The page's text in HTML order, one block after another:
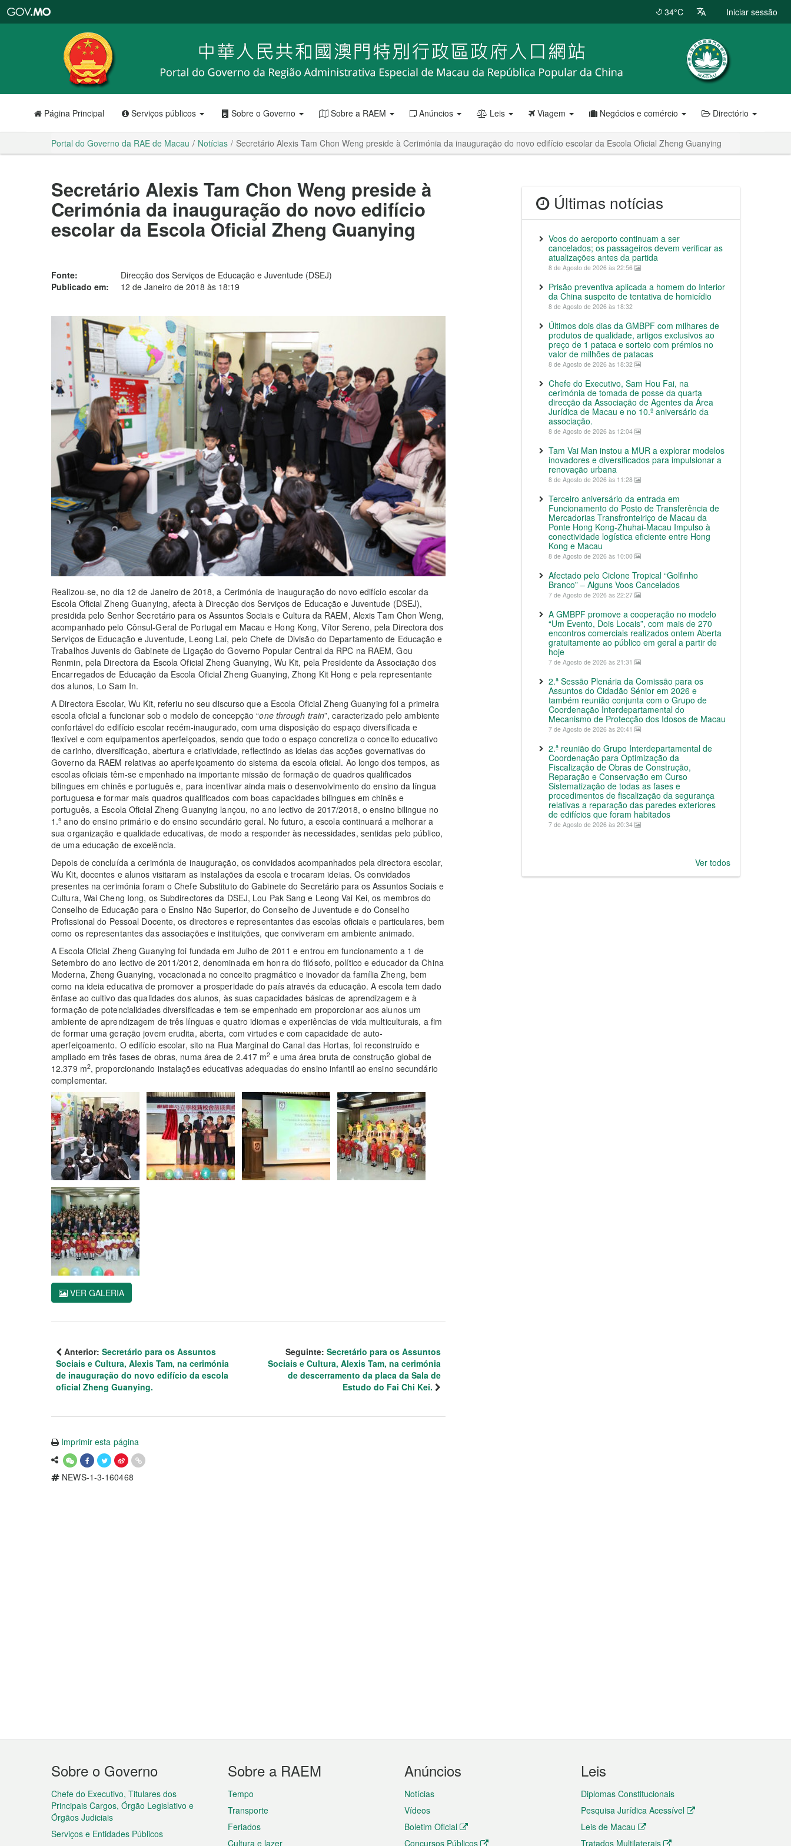
RAE
de
Macau
34°C Iniciar sessão
Página Principal Serviços públicos Sobre o Governo Sobre a RAEM Anúncios Leis Viagem Negócios e comércio Directório
Portal do Governo da RAE de Macau Notícias Secretário Alexis Tam Chon Weng preside à Cerimónia da inauguração do novo edifício escolar da Escola Oficial Zheng Guanying
Secretário Alexis Tam Chon Weng preside à
Cerimónia da inauguração do novo edifício
escolar da Escola Oficial Zheng Guanying
Fonte:
Direcção dos Serviços de Educação e Juventude (DSEJ)
Publicado em:
12 de Janeiro de 2018 às 18:19
Realizou-se, no dia 12 de Janeiro de 2018, a Cerimónia de inauguração do novo edifício escolar da
Escola Oficial Zheng Guanying, afecta à Direcção dos Serviços de Educação e Juventude (DSEJ),
presidida pelo Senhor Secretário para os Assuntos Sociais e Cultura da RAEM, Alexis Tam Chon Weng,
acompanhado pelo Cônsul-Geral de Portugal em Macau e Hong Kong, Vítor Sereno, pela Directora dos
Serviços de Educação e Juventude, Leong Lai, pelo Chefe de Divisão do Departamento de Educação e
Trabalhos Juvenis do Gabinete de Ligação do Governo Popular Central da RPC na RAEM, Gou
Renmin, pela Directora da Escola Oficial Zheng Guanying, Wu Kit, pela Presidente da Associação dos
Encarregados de Educação da Escola Oficial Zheng Guanying, Zhong Kit Hong e pela representante
dos alunos, Lo Sam In.
A Directora Escolar, Wu Kit, referiu no seu discurso que a Escola Oficial Zheng Guanying foi a primeira
escola oficial a funcionar sob o modelo de concepção “one through train”, caracterizado pelo ambiente
confortável do edifício escolar recém-inaugurado, com uma disposição do espaço diversificada e
flexível e com equipamentos aperfeiçoados, sendo que todo o espaço concretiza o conceito educativo
de carinho, diversificação, abertura e criatividade, reflectindo as ideias das acções governativas do
Governo da RAEM relativas ao aperfeiçoamento do sistema da escola oficial. Ao longo dos tempos, as
escolas oficiais têm-se empenhado na importante missão de formação de quadros qualificados
bilingues em chinês e português e, para incentivar ainda mais o desenvolvimento do ensino da língua
portuguesa e formar mais quadros qualificados com boas capacidades bilingues em chinês e
português, a Escola Oficial Zheng Guanying lançou, no ano lectivo de 2017/2018, o ensino bilingue no
1.º ano do ensino primário e do ensino secundário geral. No futuro, a escola continuará a melhorar a
sua organização e qualidade educativas, de modo a responder às necessidades, sentidas pelo público,
de uma educação de excelência.
Depois de concluída a cerimónia de inauguração, os convidados acompanhados pela directora escolar,
Wu Kit, docentes e alunos visitaram as instalações da escola e trocaram ideias. Os convidados
presentes na cerimónia foram o Chefe Substituto do Gabinete do Secretário para os Assuntos Sociais e
Cultura, Wai Cheng Iong, os Subdirectores da DSEJ, Lou Pak Sang e Leong Vai Kei, os membros do
Conselho de Educação para o Ensino Não Superior, do Conselho de Juventude e do Conselho
Profissional do Pessoal Docente, os directores e representantes das escolas oficiais e particulares, bem
como os representantes das associações e instituições, que conviveram em ambiente animado.
A Escola Oficial Zheng Guanying foi fundada em Julho de 2011 e entrou em funcionamento a 1 de
Setembro do ano lectivo de 2011/2012, denominada em honra do filósofo, político e educador da China
Moderna, Zheng Guanying, vocacionada no conceito pragmático e inovador da família Zheng, bem
como na ideia educativa de promover a prosperidade do país através da educação. A escola tem dado
ênfase ao cultivo das qualidades dos alunos, às suas capacidades básicas de aprendizagem e à
formação de potencialidades diversificadas e tem-se empenhado em proporcionar aos alunos um
ambiente de aprendizagem de três línguas e quatro idiomas e experiências de vida multiculturais, a fim
de formar uma geração jovem erudita, aberta, com virtudes e com capacidade de auto-
aperfeiçoamento. O edifício escolar, sito na Rua Marginal do Canal das Hortas, foi reconstruído e
ampliado em três fases de obras, numa área de 2.417 m2 e uma área bruta de construção global de
12.379 m2, proporcionando instalações educativas adequadas do ensino infantil ao ensino secundário
complementar.
VER GALERIA
Anterior: Secretário para os Assuntos
Sociais e Cultura, Alexis Tam, na cerimónia
de inauguração do novo edifício da escola
oficial Zheng Guanying.
Seguinte: Secretário para os Assuntos
Sociais e Cultura, Alexis Tam, na cerimónia
de descerramento da placa da Sala de
Estudo do Fai Chi Kei.
Imprimir esta página
NEWS-1-3-160468
Últimas notícias
Voos do aeroporto continuam a ser
cancelados; os passageiros devem verificar as
atualizações antes da partida
8 de Agosto de 2026 às 22:56
Prisão preventiva aplicada a homem do Interior
da China suspeito de tentativa de homicídio
8 de Agosto de 2026 às 18:32
Últimos dois dias da GMBPF com milhares de
produtos de qualidade, artigos exclusivos ao
preço de 1 pataca e sorteio com prémios no
valor de milhões de patacas
8 de Agosto de 2026 às 18:32
Chefe do Executivo, Sam Hou Fai, na
cerimónia de tomada de posse da quarta
direcção da Associação de Agentes da Área
Jurídica de Macau e no 10.º aniversário da
associação.
8 de Agosto de 2026 às 12:04
Tam Vai Man instou a MUR a explorar modelos
inovadores e diversificados para impulsionar a
renovação urbana
8 de Agosto de 2026 às 11:28
Terceiro aniversário da entrada em
Funcionamento do Posto de Transferência de
Mercadorias Transfronteiriço de Macau da
Ponte Hong Kong-Zhuhai-Macau Impulso à
conectividade logística eficiente entre Hong
Kong e Macau
8 de Agosto de 2026 às 10:00
Afectado pelo Ciclone Tropical “Golfinho
Branco” – Alguns Voos Cancelados
7 de Agosto de 2026 às 22:27
A GMBPF promove a cooperação no modelo
“Um Evento, Dois Locais”, com mais de 270
encontros comerciais realizados ontem Aberta
gratuitamente ao público em geral a partir de
hoje
7 de Agosto de 2026 às 21:31
2.ª Sessão Plenária da Comissão para os
Assuntos do Cidadão Sénior em 2026 e
também reunião conjunta com o Grupo de
Coordenação Interdepartamental do
Mecanismo de Protecção dos Idosos de Macau
7 de Agosto de 2026 às 20:41
2.ª reunião do Grupo Interdepartamental de
Coordenação para Optimização da
Fiscalização de Obras de Construção,
Reparação e Conservação em Curso
Sistematização de todas as fases e
procedimentos de fiscalização da segurança
relativas a reparação das paredes exteriores
de edifícios que foram habitados
7 de Agosto de 2026 às 20:34
Ver todos
Menu
do
rodapé
Sobre o Governo
Chefe do Executivo, Titulares dos
Principais Cargos, Órgão Legislativo e
Órgãos Judiciais
Serviços e Entidades Públicos
Sobre a RAEM
Tempo
Transporte
Feriados
Cultura e lazer
Anúncios
Notícias
Vídeos
Boletim Oficial
Concursos Públicos
Leis
Diplomas Constitucionais
Pesquisa Jurídica Acessível
Leis de Macau
Tratados Multilaterais